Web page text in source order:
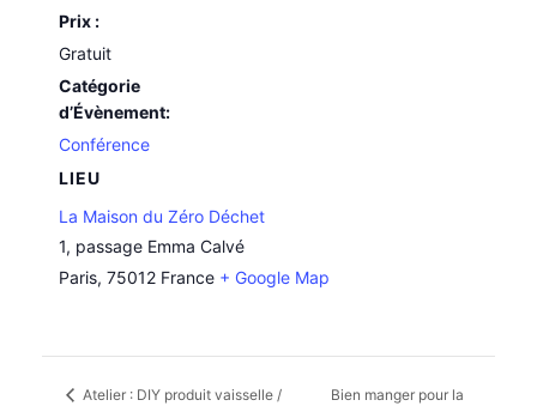
Prix :
Gratuit
Catégorie
d’Évènement:
Conférence
LIEU
La Maison du Zéro Déchet
1, passage Emma Calvé
Paris, 75012 France + Google Map
Atelier : DIY produit vaisselle /
Bien manger pour la